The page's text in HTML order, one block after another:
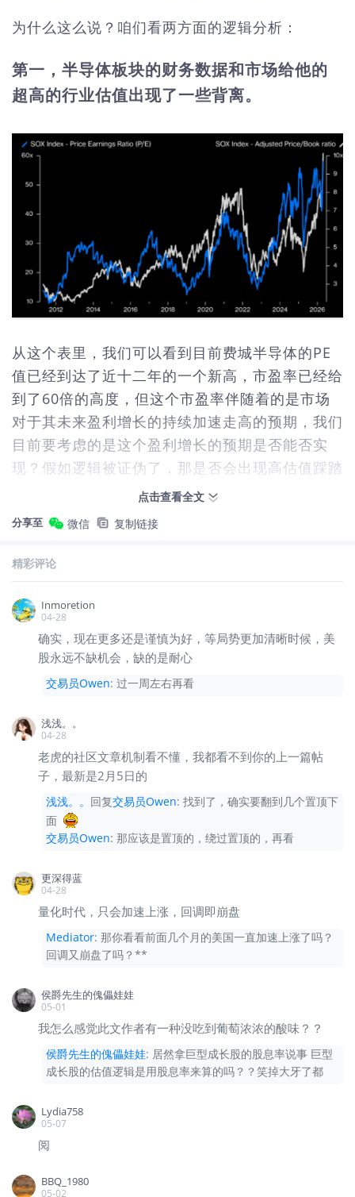
为什么这么说？咱们看两方面的逻辑分析：
第一，半导体板块的财务数据和市场给他的
超高的行业估值出现了一些背离。
从这个表里，我们可以看到目前费城半导体的PE
值已经到达了近十二年的一个新高，市盈率已经给
到了60倍的高度，但这个市盈率伴随着的是市场
对于其未来盈利增长的持续加速走高的预期，我们
目前要考虑的是这个盈利增长的预期是否能否实
现？假如逻辑被证伪了，那是否会出现高估值踩踏
我们再看这个图，这个图是SOX费城半导体指数平
均每股收益率的预期值走势图，蓝线是Q1的EPS
的预期走势图和白线全年EPS的预期走势图，几乎
一致，都是在2026年年初开始爆发，形成几乎90
度的拉升，很显然是这个预期推高了半导体板块的
那么这个估值突然爆发的原因，我认为有两个：
预估的算力需求持续爆发，人们普遍认为未来数据
升相关企业的股价走高。这是第一。
第二，就是美伊战争造成的霍尔木兹海峡的拥堵造
成了半导体设备生产原材料的短缺，进而造成了芯
片组建等成品的风险溢价走高。这俩原因我们一个
一个的分析。
第一个原因似乎是正确的，大摩目前预计，未来大
加算力资本支出，目前2026年全年的资本支出预
点击查看全文
分享至 微信 复制链接
精彩评论
Inmoretion
04-28
确实，现在更多还是谨慎为好，等局势更加清晰时候，美
股永远不缺机会，缺的是耐心
交易员Owen: 过一周左右再看
浅浅。。
04-28
老虎的社区文章机制看不懂，我都看不到你的上一篇帖
子，最新是2月5日的
浅浅。。 回复交易员Owen: 找到了，确实要翻到几个置顶下
面
交易员Owen: 那应该是置顶的，绕过置顶的，再看
更深得蓝
04-28
量化时代，只会加速上涨，回调即崩盘
Mediator: 那你看看前面几个月的美国一直加速上涨了吗？
回调又崩盘了吗？**
侯爵先生的傀儡娃娃
05-01
我怎么感觉此文作者有一种没吃到葡萄浓浓的酸味？？
侯爵先生的傀儡娃娃: 居然拿巨型成长股的股息率说事 巨型
成长股的估值逻辑是用股息率来算的吗？？笑掉大牙了都
Lydia758
05-07
阅
BBQ_1980
05-02